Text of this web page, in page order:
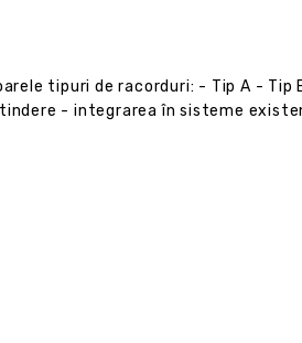
tipuri de racorduri: - Tip A - Tip
- integrarea în sisteme